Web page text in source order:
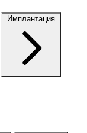
Имплантация